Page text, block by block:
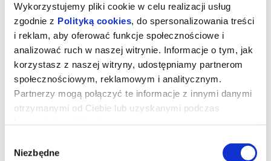
Wykorzystujemy pliki cookie w celu realizacji usług
zgodnie z Polityką cookies , do spersonalizowania treści
i reklam, aby oferować funkcje społecznościowe i
analizować ruch w naszej witrynie. Informacje o tym, jak
korzystasz z naszej witryny, udostępniamy partnerom
społecznościowym, reklamowym i analitycznym.
Partnerzy mogą połączyć te informacje z innymi danymi
otrzymanymi od Ciebie lub uzyskanymi podczas
zgody
Niezbędne
ORZEŁEK IGGY